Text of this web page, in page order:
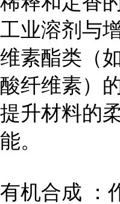
工业溶剂与
维素酯类（
酸纤维素）
提升材料的
能。
有机合成 ：